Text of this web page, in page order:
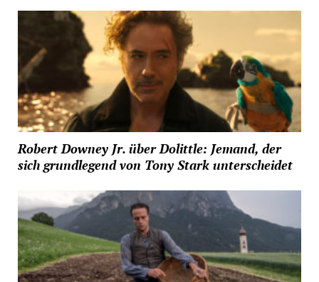
Robert Downey Jr. über Dolittle: Jemand, der
sich grundlegend von Tony Stark unterscheidet